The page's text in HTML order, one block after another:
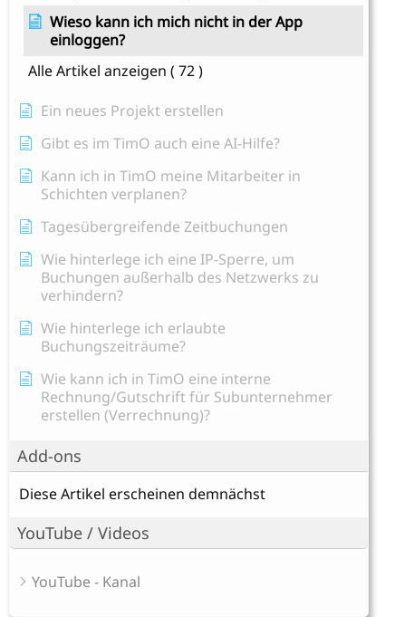
Wieso kann ich mich nicht in der App
einloggen?
Alle Artikel anzeigen ( 72 )
Ein neues Projekt erstellen
Gibt es im TimO auch eine AI-Hilfe?
Kann ich in TimO meine Mitarbeiter in
Schichten verplanen?
Tagesübergreifende Zeitbuchungen
Wie hinterlege ich eine IP-Sperre, um
Buchungen außerhalb des Netzwerks zu
verhindern?
Wie hinterlege ich erlaubte
Buchungszeiträume?
Wie kann ich in TimO eine interne
Rechnung/Gutschrift für Subunternehmer
erstellen (Verrechnung)?
Add-ons
Diese Artikel erscheinen demnächst
YouTube / Videos
YouTube - Kanal